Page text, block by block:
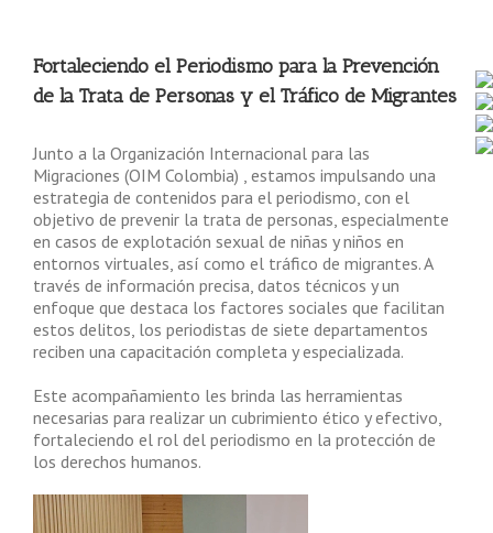
Fortaleciendo el Periodismo para la Prevención
de la Trata de Personas y el Tráfico de Migrantes
Junto a la Organización Internacional para las
Migraciones (OIM Colombia) , estamos impulsando una
estrategia de contenidos para el periodismo, con el
objetivo de prevenir la trata de personas, especialmente
en casos de explotación sexual de niñas y niños en
entornos virtuales, así como el tráfico de migrantes. A
través de información precisa, datos técnicos y un
enfoque que destaca los factores sociales que facilitan
estos delitos, los periodistas de siete departamentos
reciben una capacitación completa y especializada.
Este acompañamiento les brinda las herramientas
necesarias para realizar un cubrimiento ético y efectivo,
fortaleciendo el rol del periodismo en la protección de
los derechos humanos.